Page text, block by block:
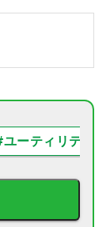
ユーティリティ